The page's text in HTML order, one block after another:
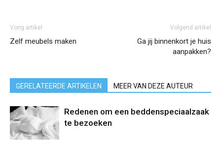
Vorig artikel
Zelf meubels maken
Volgend artikel
Ga jij binnenkort je huis
aanpakken?
GERELATEERDE ARTIKELEN MEER VAN DEZE AUTEUR
Redenen om een beddenspeciaalzaak
te bezoeken